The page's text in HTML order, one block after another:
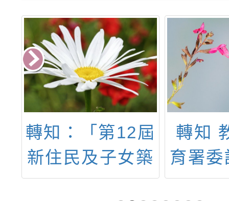
轉知：「第12屆
新住民及子女築
夢計畫」
轉知
育署
林匹